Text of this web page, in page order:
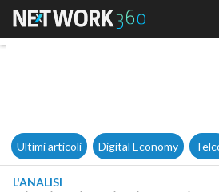
Vincitori
Ultimi articoli Digital Economy
L'ANALISI